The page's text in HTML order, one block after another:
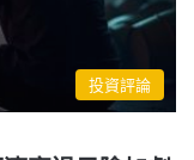
投資評論